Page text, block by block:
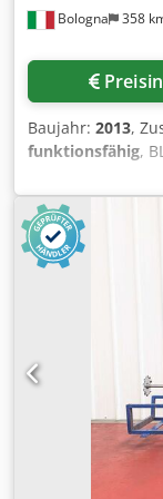
geeignet, was
konstante
kontinuierlichen
für eine hohe,
und Materialien
Bedienpersonal
Bediener die
die jeweiligen
kann die AROL-
7.000 Flaschen
Bologna 358
Baujahr: 2013,
funktionsfähig,
Bandbreite: 165
Formate und
Leistung: bis zu
PVC/ALU -
Grundfläche:
2)
- Baujahr: 2014
Minute -
200 mm (max.)